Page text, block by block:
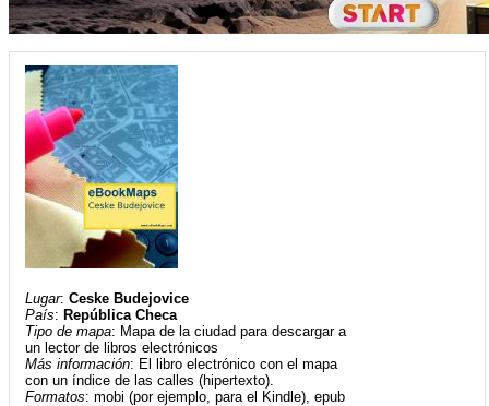
Lugar:Ceske Budejovice
País: República Checa
Tipo de mapa: Mapa de la ciudad para descargar a
un lector de libros electrónicos
Más información: El libro electrónico con el mapa
con un índice de las calles (hipertexto).
Formatos: mobi (por ejemplo, para el Kindle), epub